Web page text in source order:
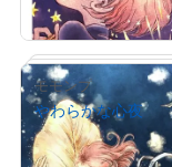
売出し（初回販売
モモンプ
やわらかな心夜
¥4,000